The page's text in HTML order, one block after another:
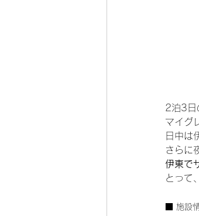
2泊3日
マイグ
日中は
さらに
伊東で
とって
■ 施設